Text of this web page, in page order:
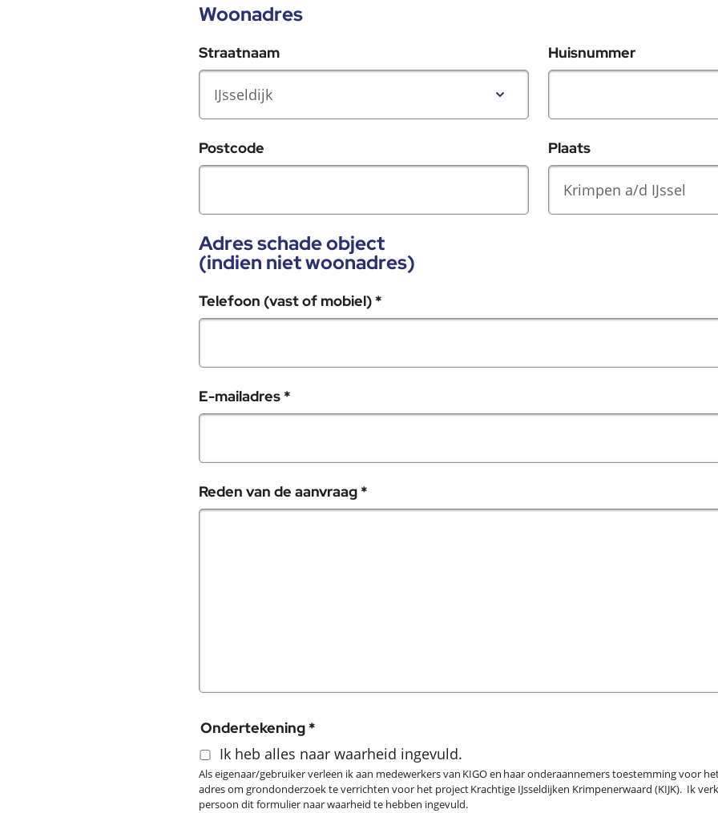
Woonadres
Straatnaam Huisnummer
Postcode Plaats
Adres schade object
(indien niet woonadres)
Telefoon (vast of mobiel) *
E-mailadres *
Reden van de aanvraag *
Ondertekening *
Ik heb alles naar waarheid ingevuld.
Als eigenaar/gebruiker verleen ik aan medewerkers van KIGO en haar onderaannemers toestemming voor
adres om grondonderzoek te verrichten voor het project Krachtige IJsseldijken Krimpenerwaard (KIJK). Ik
persoon dit formulier naar waarheid te hebben ingevuld.